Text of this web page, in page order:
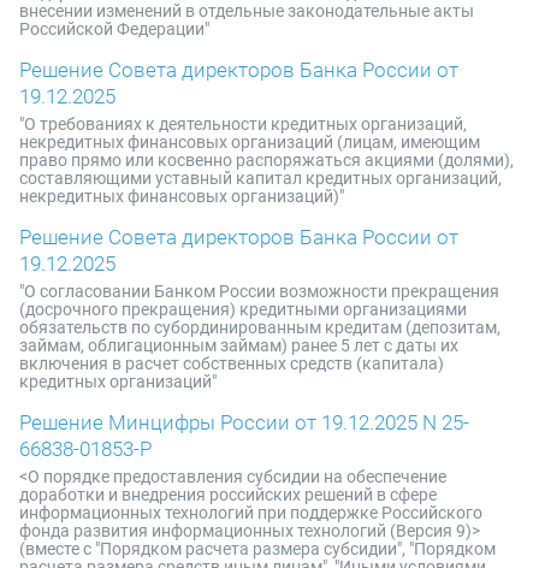
внесении изменений в отдельные законодательные акты
Российской Федерации"
Решение Совета директоров Банка России от
19.12.2025
"О требованиях к деятельности кредитных организаций,
некредитных финансовых организаций (лицам, имеющим
право прямо или косвенно распоряжаться акциями (долями),
составляющими уставный капитал кредитных организаций,
некредитных финансовых организаций)"
Решение Совета директоров Банка России от
19.12.2025
"О согласовании Банком России возможности прекращения
(досрочного прекращения) кредитными организациями
обязательств по субординированным кредитам (депозитам,
займам, облигационным займам) ранее 5 лет с даты их
включения в расчет собственных средств (капитала)
кредитных организаций"
Решение Минцифры России от 19.12.2025 N 25-
66838-01853-Р
<О порядке предоставления субсидии на обеспечение
доработки и внедрения российских решений в сфере
информационных технологий при поддержке Российского
фонда развития информационных технологий (Версия 9)>
(вместе с "Порядком расчета размера субсидии", "Порядком